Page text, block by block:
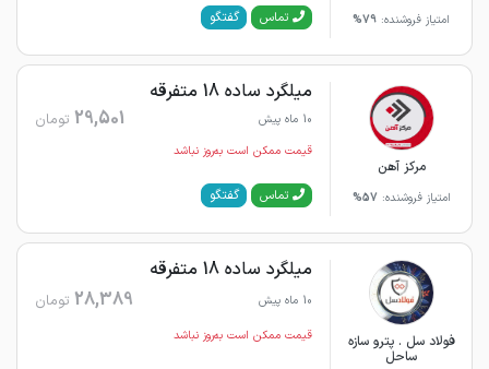
امتیاز فروشنده: 79% تماس گفتگو
مرکز آهن
امتیاز فروشنده: 57%
میلگرد ساده 18 متفرقه
10 ماه پیش 29,501 تومان
قیمت ممکن است به‌روز نباشد
تماس گفتگو
فولاد سل . پترو سازه
ساحل
میلگرد ساده 18 متفرقه
10 ماه پیش 28,389 تومان
قیمت ممکن است به‌روز نباشد